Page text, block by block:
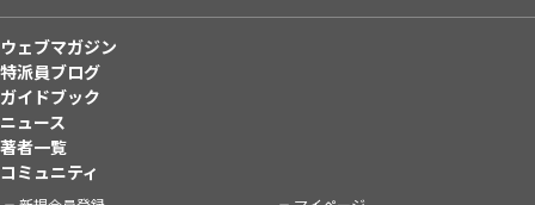
ウェブマガジン
特派員ブログ
ガイドブック
ニュース
著者一覧
コミュニティ